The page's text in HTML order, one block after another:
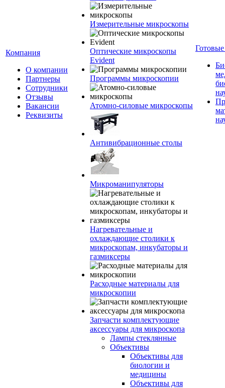
Компания
О компании
Партнеры
Сотрудники
Отзывы
Вакансии
Реквизиты
Измерительные микроскопы
Оптические микроскопы
Evident
Программы микроскопии
Атомно-силовые микроскопы
Антивибрационные столы
Микроманипуляторы
Нагревательные и
охлаждающие столики к
микроскопам, инкубаторы и
газмиксеры
Расходные материалы для
микроскопии
Запчасти комплектующие
аксессуары для микроскопа
Лампы стеклянные
Объективы
Объективы для
биологии и
медицины
Объективы для